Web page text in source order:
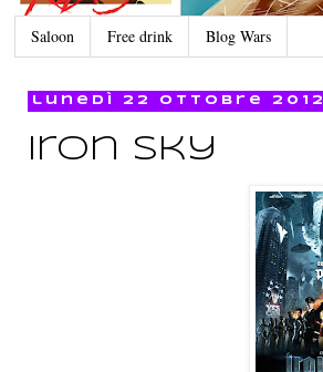
Saloon Free drink Blog Wars
lunedì 22 ottobre 2012
Iron sky